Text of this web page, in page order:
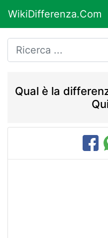
WikiDifferenza.Com
Qual è la